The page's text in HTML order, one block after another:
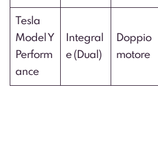
Tesla
Model Y
Perform
ance
Integral
e (Dual)
Doppio
motore